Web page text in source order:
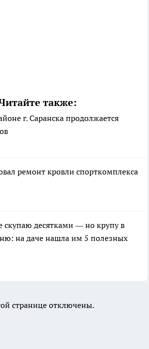
также:
г. Саранска продолжается
ремонт кровли спорткомплекса
скупаю десятками — но крупу в
на даче нашла им 5 полезных
странице отключены.